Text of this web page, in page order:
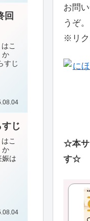
回
こ
か
すじ
じ
こ
か
娠は
お問
うぞ。
※リク
☆本サ
す☆